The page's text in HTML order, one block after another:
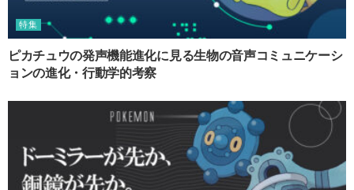
特集
ピカチュウの発声機能進化に見る生物の音声コミュニケーシ
ョンの進化・行動学的考察